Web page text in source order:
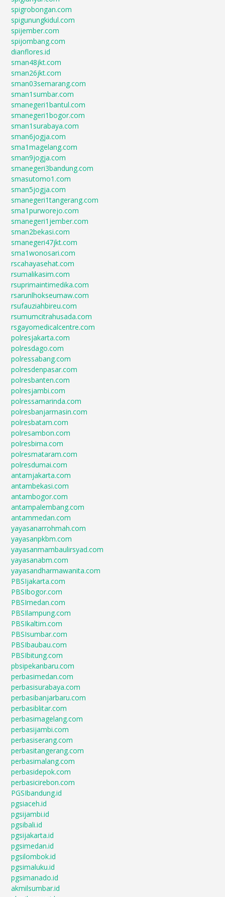
spigrobongan.com
spigunungkidul.com
spijember.com
spijombang.com
dianflores.id
sman48jkt.com
sman26jkt.com
sman03semarang.com
sman1sumbar.com
smanegeri1bantul.com
smanegeri1bogor.com
sman1surabaya.com
sman6jogja.com
sma1magelang.com
sman9jogja.com
smanegeri3bandung.com
smasutomo1.com
sman5jogja.com
smanegeri1tangerang.com
sma1purworejo.com
smanegeri1jember.com
sman2bekasi.com
smanegeri47jkt.com
sma1wonosari.com
rscahayasehat.com
rsumalikasim.com
rsuprimaintimedika.com
rsarunlhokseumaw.com
rsufauziahbireu.com
rsumumcitrahusada.com
rsgayomedicalcentre.com
polresjakarta.com
polresdago.com
polressabang.com
polresdenpasar.com
polresbanten.com
polresjambi.com
polressamarinda.com
polresbanjarmasin.com
polresbatam.com
polresambon.com
polresbima.com
polresmataram.com
polresdumai.com
antamjakarta.com
antambekasi.com
antambogor.com
antampalembang.com
antammedan.com
yayasanarrohmah.com
yayasanpkbm.com
yayasanmambaulirsyad.com
yayasanabm.com
yayasandharmawanita.com
PBSIjakarta.com
PBSIbogor.com
PBSImedan.com
PBSIlampung.com
PBSIkaltim.com
PBSIsumbar.com
PBSIbaubau.com
PBSIbitung.com
pbsipekanbaru.com
perbasimedan.com
perbasisurabaya.com
perbasibanjarbaru.com
perbasiblitar.com
perbasimagelang.com
perbasijambi.com
perbasiserang.com
perbasitangerang.com
perbasimalang.com
perbasidepok.com
perbasicirebon.com
PGSIbandung.id
pgsiaceh.id
pgsijambi.id
pgsibali.id
pgsijakarta.id
pgsimedan.id
pgsilombok.id
pgsimaluku.id
pgsimanado.id
akmilsumbar.id